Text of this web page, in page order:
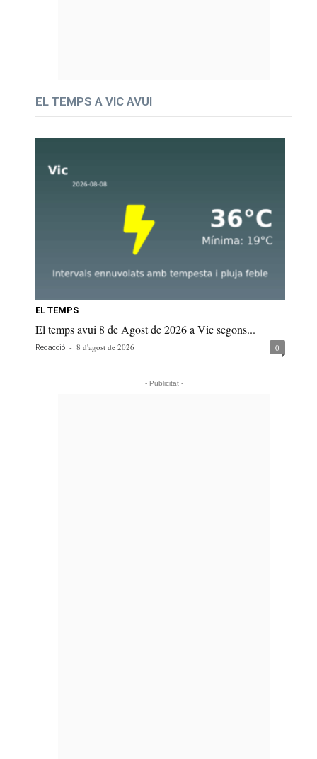
EL TEMPS A VIC AVUI
EL TEMPS
El temps avui 8 de Agost de 2026 a Vic segons...
Redacció - 8 d'agost de 2026 0
- Publicitat -